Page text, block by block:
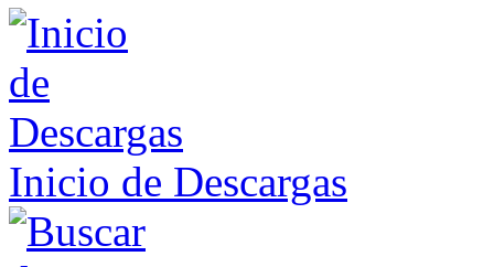
Inicio de Descargas